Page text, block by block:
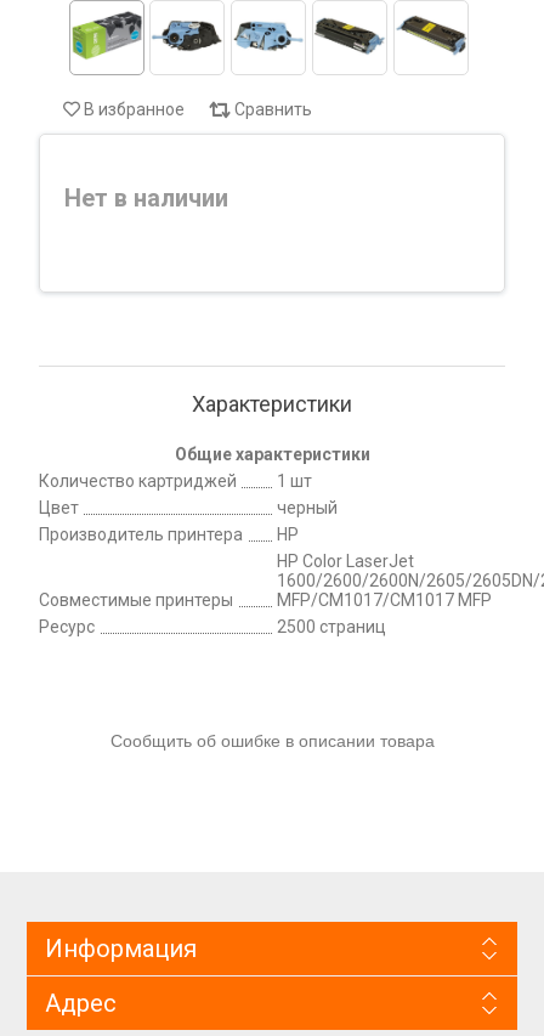
В избранное Сравнить
Нет в наличии
Характеристики
Общие характеристики
Количество картриджей
1 шт
Цвет
черный
Производитель принтера
HP
Совместимые принтеры
HP Color LaserJet
1600/2600/2600N/2605/
MFP/CM1017/CM1017 MFP
Ресурс
2500 страниц
Сообщить об ошибке в описании товара
Информация
Адрес